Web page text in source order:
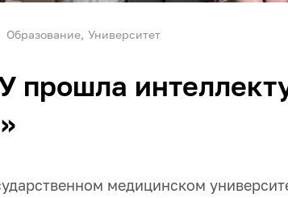
Образование Университет
прошла
медицинском